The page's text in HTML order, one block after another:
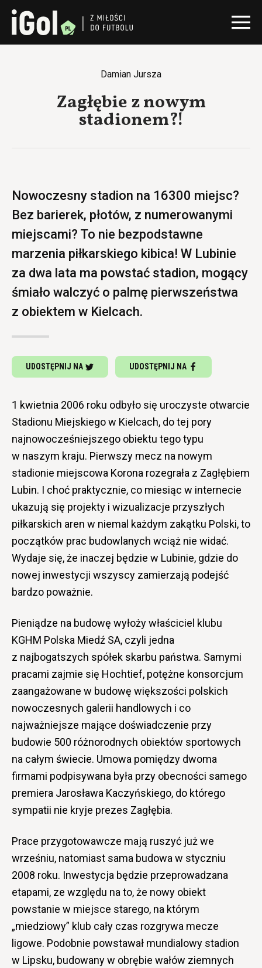
Damian Jursza
Zagłębie z nowym
stadionem?!
Nowoczesny stadion na 16300 miejsc?
Bez barierek, płotów, z numerowanymi
miejscami? To nie bezpodstawne
marzenia piłkarskiego kibica! W Lubinie
za dwa lata ma powstać stadion, mogący
śmiało walczyć o palmę pierwszeństwa
z obiektem w Kielcach.
UDOSTĘPNIJ NA UDOSTĘPNIJ NA
1 kwietnia 2006 roku odbyło się uroczyste otwarcie
Stadionu Miejskiego w Kielcach, do tej pory
najnowocześniejszego obiektu tego typu
w naszym kraju. Pierwszy mecz na nowym
stadionie miejscowa Korona rozegrała z Zagłębiem
Lubin. I choć praktycznie, co miesiąc w internecie
ukazują się projekty i wizualizacje przyszłych
piłkarskich aren w niemal każdym zakątku Polski, to
początków prac budowlanych wciąż nie widać.
Wydaje się, że inaczej będzie w Lubinie, gdzie do
nowej inwestycji wszyscy zamierzają podejść
bardzo poważnie.
Pieniądze na budowę wyłoży właściciel klubu
KGHM Polska Miedź SA, czyli jedna
z najbogatszych spółek skarbu państwa. Samymi
pracami zajmie się Hochtief, potężne konsorcjum
zaangażowane w budowę większości polskich
nowoczesnych galerii handlowych i co
najważniejsze mające doświadczenie przy
budowie 500 różnorodnych obiektów sportowych
na całym świecie. Umowa pomiędzy dwoma
firmami podpisywana była przy obecności samego
premiera Jarosława Kaczyńskiego, do którego
sympatii nie kryje prezes Zagłębia.
Prace przygotowawcze mają ruszyć już we
wrześniu, natomiast sama budowa w styczniu
2008 roku. Inwestycja będzie przeprowadzana
etapami, ze względu na to, że nowy obiekt
powstanie w miejsce starego, na którym
„miedziowy” klub cały czas rozgrywa mecze
ligowe. Podobnie powstawał mundialowy stadion
w Lipsku, budowany w obrębie wałów ziemnych